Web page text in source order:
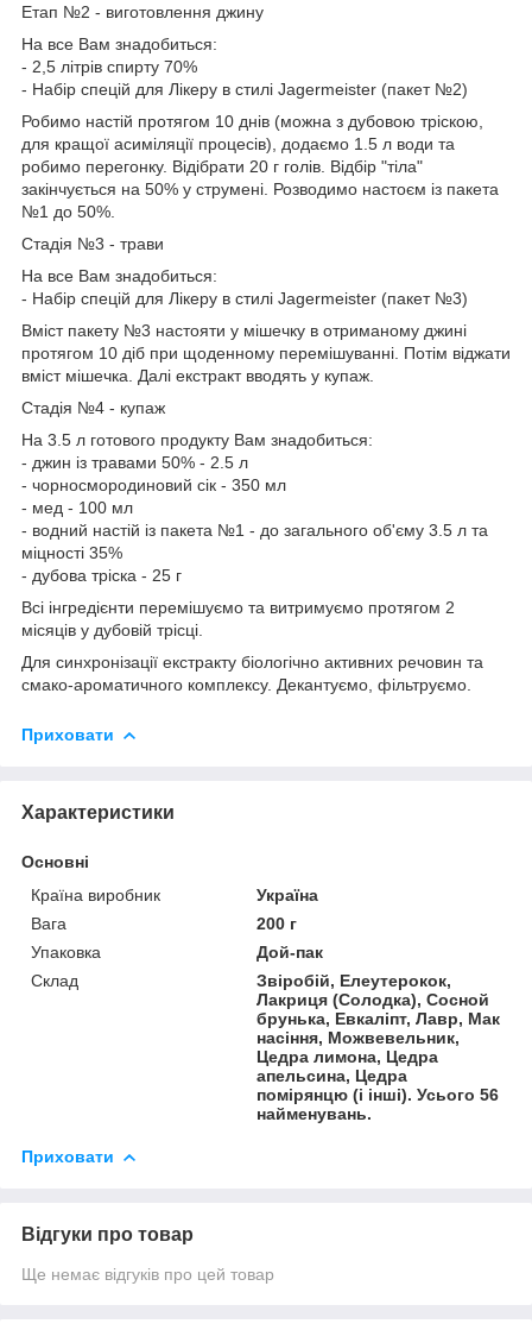
Етап №2 - виготовлення джину
На все Вам знадобиться:
- 2,5 літрів спирту 70%
- Набір спецій для Лікеру в стилі Jagermeister (пакет №2)
Робимо настій протягом 10 днів (можна з дубовою тріскою,
для кращої асиміляції процесів), додаємо 1.5 л води та
робимо перегонку. Відібрати 20 г голів. Відбір "тіла"
закінчується на 50% у струмені. Розводимо настоєм із пакета
№1 до 50%.
Стадія №3 - трави
На все Вам знадобиться:
- Набір спецій для Лікеру в стилі Jagermeister (пакет №3)
Вміст пакету №3 настояти у мішечку в отриманому джині
протягом 10 діб при щоденному перемішуванні. Потім віджати
вміст мішечка. Далі екстракт вводять у купаж.
Стадія №4 - купаж
На 3.5 л готового продукту Вам знадобиться:
- джин із травами 50% - 2.5 л
- чорносмородиновий сік - 350 мл
- мед - 100 мл
- водний настій із пакета №1 - до загального об'єму 3.5 л та
міцності 35%
- дубова тріска - 25 г
Всі інгредієнти перемішуємо та витримуємо протягом 2
місяців у дубовій трісці.
Для синхронізації екстракту біологічно активних речовин та
смако-ароматичного комплексу. Декантуємо, фільтруємо.
Приховати
Характеристики
Основні
Країна виробник
Україна
Вага
200 г
Упаковка
Дой-пак
Склад
Звіробій, Елеутерокок,
Лакриця (Солодка), Сосной
брунька, Евкаліпт, Лавр, Мак
насіння, Можвевельник,
Цедра лимона, Цедра
апельсина, Цедра
помірянцю (і інші). Усього 56
найменувань.
Приховати
Відгуки про товар
Ще немає відгуків про цей товар